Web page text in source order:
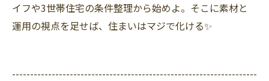
イフや3世帯住宅の条件整理から始めよ。そこに素材と
運用の視点を足せば、住まいはマジで化ける✨
--------------------------------------------------------------------